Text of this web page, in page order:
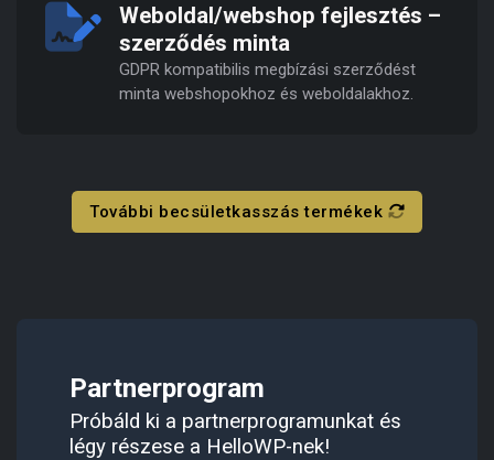
Weboldal/webshop fejlesztés –
szerződés minta
GDPR kompatibilis megbízási szerződést
minta webshopokhoz és weboldalakhoz.
További becsületkasszás termékek
Partnerprogram
Próbáld ki a partnerprogramunkat és
légy részese a HelloWP-nek!